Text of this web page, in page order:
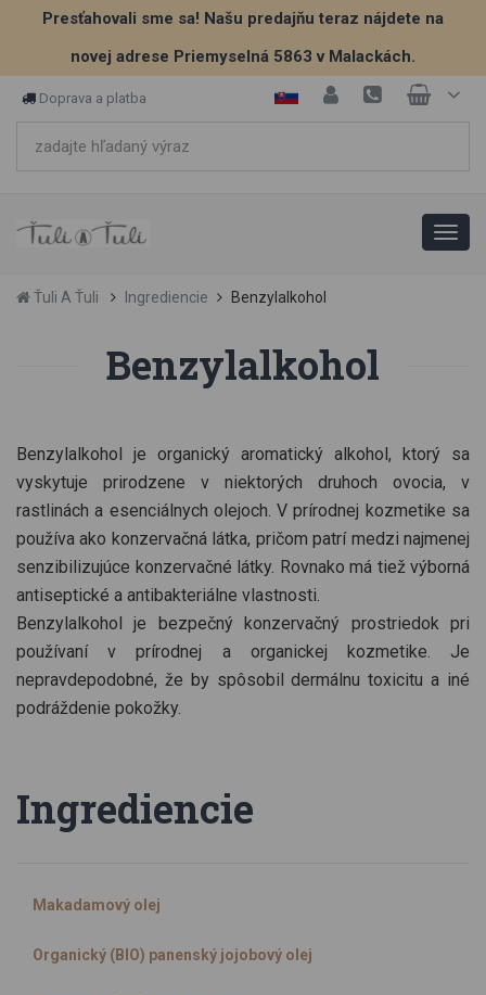
Presťahovali sme sa! Našu predajňu teraz nájdete na
novej adrese Priemyselná 5863 v Malackách.
Doprava a platba
Ťuli A Ťuli Ingrediencie Benzylalkohol
Benzylalkohol
Benzylalkohol je organický aromatický alkohol, ktorý sa
vyskytuje prirodzene v niektorých druhoch ovocia, v
rastlinách a esenciálnych olejoch. V prírodnej kozmetike sa
používa ako konzervačná látka, pričom patrí medzi najmenej
senzibilizujúce konzervačné látky. Rovnako má tiež výborná
antiseptické a antibakteriálne vlastnosti.
Benzylalkohol je bezpečný konzervačný prostriedok pri
používaní v prírodnej a organickej kozmetike. Je
nepravdepodobné, že by spôsobil dermálnu toxicitu a iné
podráždenie pokožky.
Ingrediencie
Makadamový olej
Organický (BIO) panenský jojobový olej